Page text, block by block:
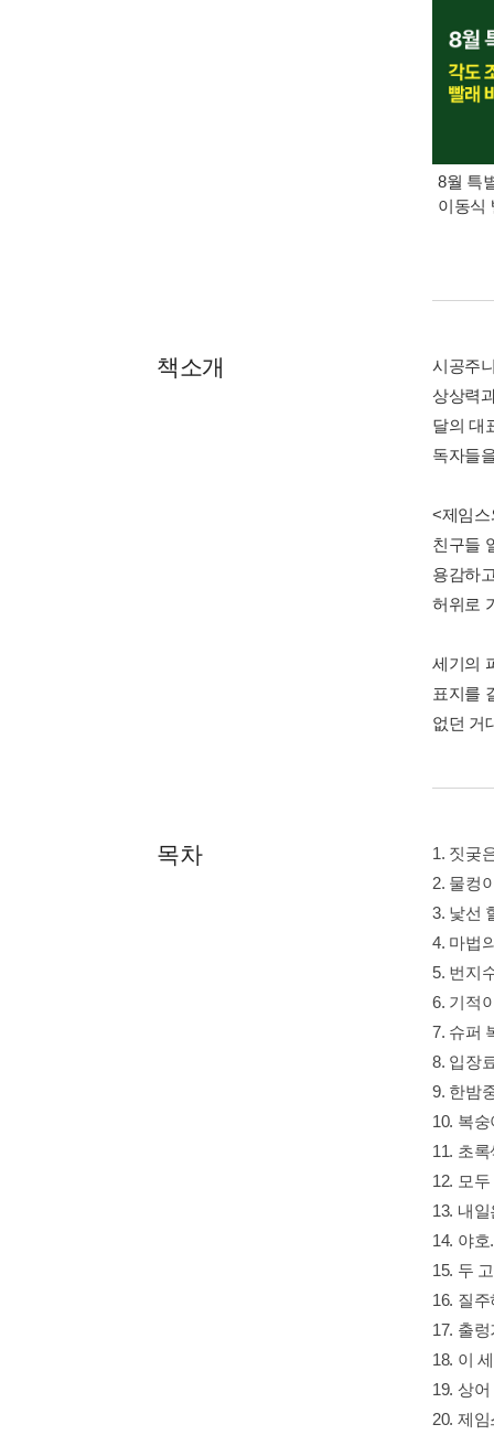
8월 특
이동식
책소개
시공주
상상력
달의 대
독자들
<제임스
친구들
용감하
허위로
세기의
표지를
없던 거
목차
1. 짓궂
2. 물컹
3. 낯선
4. 마법
5. 번지
6. 기적
7. 슈퍼
8. 입장
9. 한밤
10. 복
11. 초
12. 모
13. 내
14. 야
15. 두
16. 질
17. 출
18. 이
19. 상
20. 제